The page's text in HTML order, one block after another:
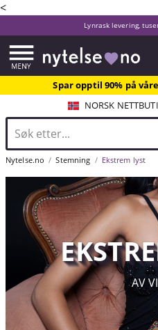
<
Lynrask levering,
Spar opptil 90% på
NORSK
Nytelse.no Stemning Ekstrem lyst
AV